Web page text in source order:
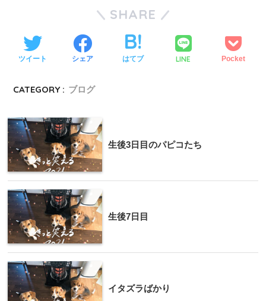
SHARE
ツイート シェア はてブ LINE Pocket
CATEGORY : ブログ
生後3日目のパピコたち
生後7日目
イタズラばかり